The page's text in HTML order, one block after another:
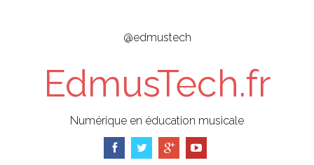
@edmustech
EdmusTech.fr
Numérique en éducation musicale